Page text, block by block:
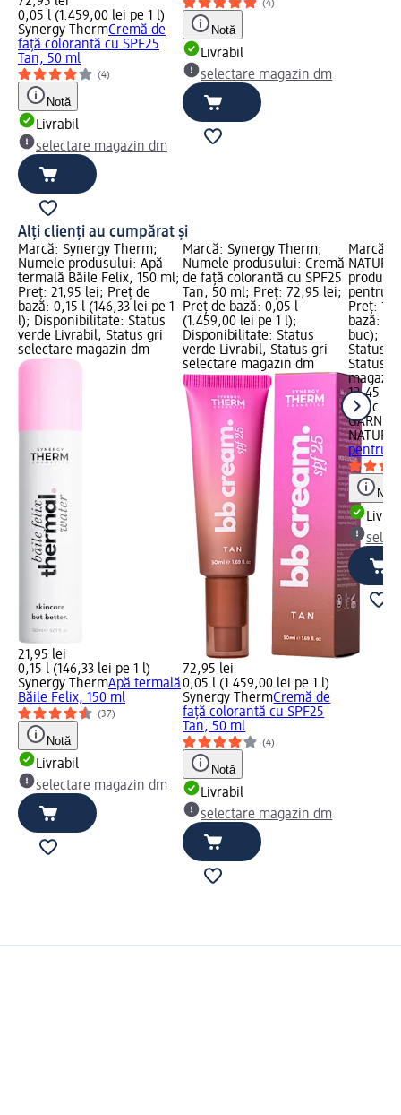
0,05 l (1.459,00 lei pe 1 l)
Synergy ThermCremă de
față colorantă cu SPF25
Tan, 50 ml
(4)
Notă
Livrabil
selectare magazin dm
(4)
Notă
Livrabil
selectare magazin dm
Alți clienți au cumpărat și
Marcă: Synergy Therm;
Numele produsului: Apă
termală Băile Felix, 150 ml;
Preț: 21,95 lei; Preț de
bază: 0,15 l (146,33 lei pe 1
l); Disponibilitate: Status
verde Livrabil, Status gri
selectare magazin dm
21,95 lei
0,15 l (146,33 lei pe 1 l)
Synergy ThermApă termală
Băile Felix, 150 ml
(37)
Notă
Livrabil
selectare magazin dm
Marcă: Synergy Therm;
Numele produsului: Cremă
de față colorantă cu SPF25
Tan, 50 ml; Preț: 72,95 lei;
Preț de bază: 0,05 l
(1.459,00 lei pe 1 l);
Disponibilitate: Status
verde Livrabil, Status gri
selectare magazin dm
72,95 lei
0,05 l (1.459,00 lei pe 1 l)
Synergy ThermCremă de
față colorantă cu SPF25
Tan, 50 ml
(4)
Notă
Livrabil
selectare magazin dm
Marcă:
pentru
Preț:
bază: 1
buc);
Status
Status
12,45 lei
1 buc
pentru
Notă